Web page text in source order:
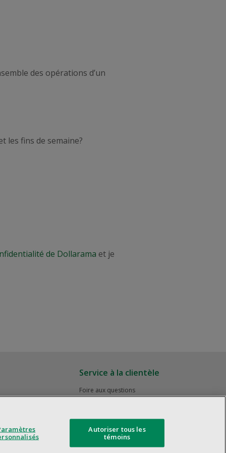
des opérations d’un
les fins de semaine?
de Dollarama et je
Service à la clientèle
Foire aux questions
Gestion des témoins
Autoriser tous les
témoins